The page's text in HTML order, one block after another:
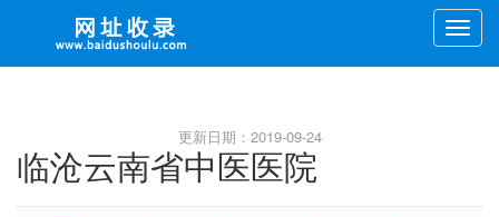
Toggle
更新日期：2019-09-24
临沧云南省中医医院